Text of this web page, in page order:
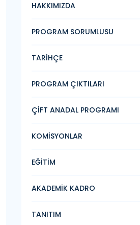
HAKKIMIZDA
PROGRAM SORUMLUSU
TARİHÇE
PROGRAM ÇIKTILARI
ÇİFT ANADAL PROGRAMI
KOMİSYONLAR
EĞİTİM
AKADEMİK KADRO
TANITIM